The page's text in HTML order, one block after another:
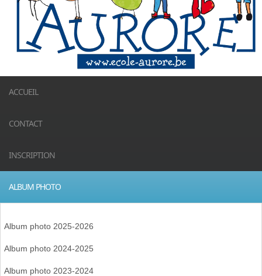
ACCUEIL
CONTACT
INSCRIPTION
ALBUM PHOTO
Album photo 2025-2026
Album photo 2024-2025
Album photo 2023-2024